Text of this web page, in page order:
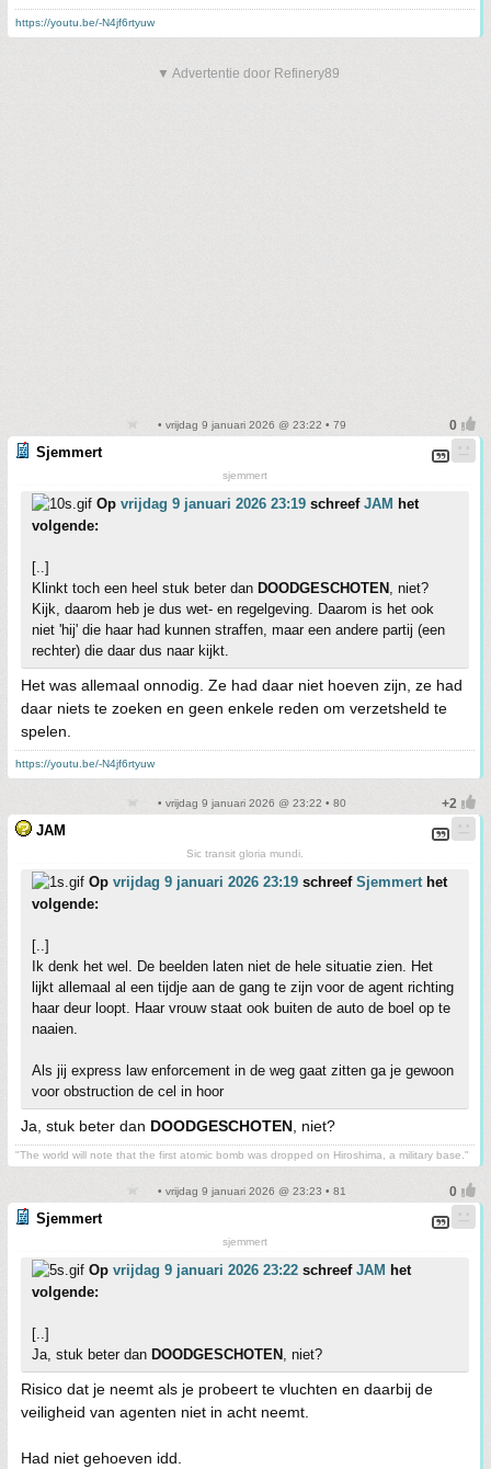
https://youtu.be/-N4jf6rtyuw
▼ Advertentie door Refinery89
• vrijdag 9 januari 2026 @ 23:22 • 79
Sjemmert
sjemmert
Op vrijdag 9 januari 2026 23:19 schreef JAM het
volgende:
[..]
Klinkt toch een heel stuk beter dan DOODGESCHOTEN , niet?
Kijk, daarom heb je dus wet- en regelgeving. Daarom is het ook
niet 'hij' die haar had kunnen straffen, maar een andere partij (een
rechter) die daar dus naar kijkt.
Het was allemaal onnodig. Ze had daar niet hoeven zijn, ze had
daar niets te zoeken en geen enkele reden om verzetsheld te
spelen.
https://youtu.be/-N4jf6rtyuw
• vrijdag 9 januari 2026 @ 23:22 • 80
JAM
Sic transit gloria mundi.
Op vrijdag 9 januari 2026 23:19 schreef Sjemmerthet
volgende:
[..]
Ik denk het wel. De beelden laten niet de hele situatie zien. Het
lijkt allemaal al een tijdje aan de gang te zijn voor de agent richting
haar deur loopt. Haar vrouw staat ook buiten de auto de boel op te
naaien.
Als jij express law enforcement in de weg gaat zitten ga je gewoon
voor obstruction de cel in hoor
Ja, stuk beter dan DOODGESCHOTEN , niet?
"The world will note that the first atomic bomb was dropped on Hiroshima, a military base."
• vrijdag 9 januari 2026 @ 23:23 • 81
Sjemmert
sjemmert
Op vrijdag 9 januari 2026 23:22 schreef JAM het
volgende:
[..]
Ja, stuk beter dan DOODGESCHOTEN , niet?
Risico dat je neemt als je probeert te vluchten en daarbij de
veiligheid van agenten niet in acht neemt.
Had niet gehoeven idd.